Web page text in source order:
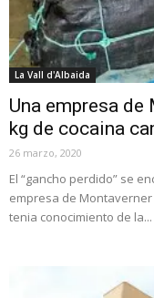
La Vall d'Albaida
Una empresa de
kg de cocaina
26 marzo, 2020
El “gancho perdido” se
empresa de
tenia conocimiento de la...